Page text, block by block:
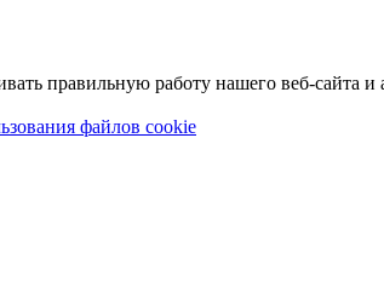
правильную работу нашего веб-сайта и
файлов cookie